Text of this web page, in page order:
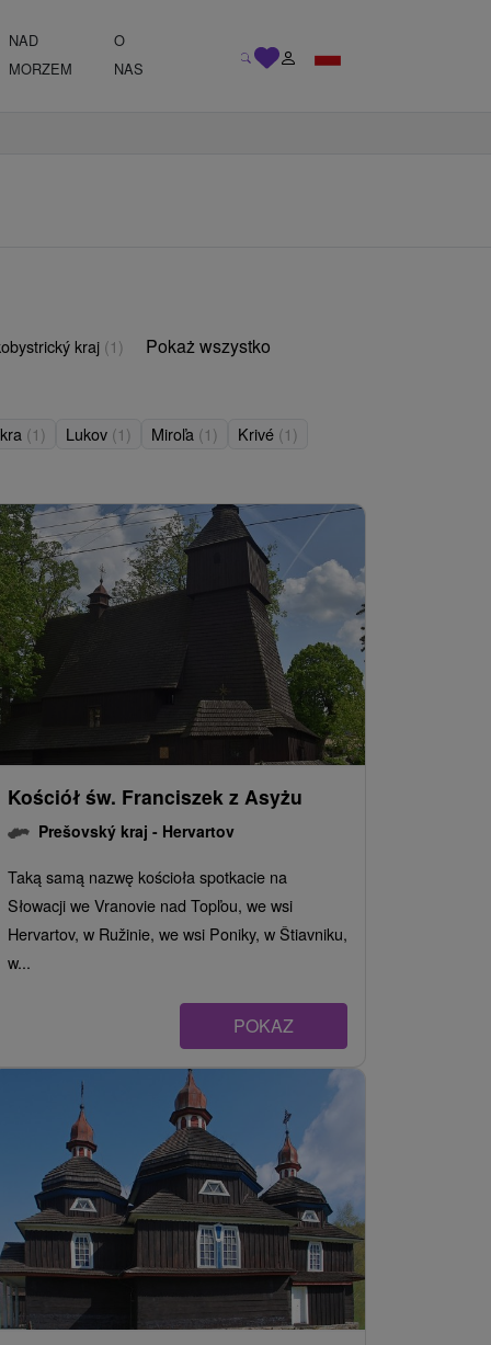
NAD
MORZEM
O
NAS
kraj (1) Pokaż wszystko
(1) Lukov (1) Miroľa (1) Krivé (1)
Kościół św. Franciszek z Asyżu
Prešovský kraj - Hervartov
Taką samą nazwę kościoła spotkacie na
Słowacji we Vranovie nad Topľou, we wsi
Hervartov, w Ružinie, we wsi Poniky, w Štiavniku,
w...
POKAZ